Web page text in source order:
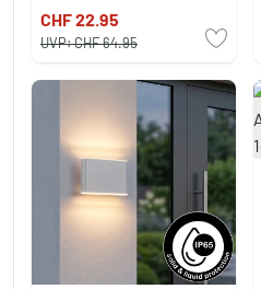
CHF 22.95
UVP:CHF 64.95